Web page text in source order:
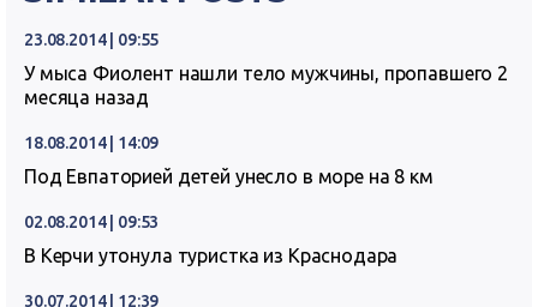
23.08.2014 | 09:55
У мыса Фиолент нашли тело мужчины, пропавшего 2
месяца назад
18.08.2014 | 14:09
Под Евпаторией детей унесло в море на 8 км
02.08.2014 | 09:53
В Керчи утонула туристка из Краснодара
30.07.2014 | 12:39